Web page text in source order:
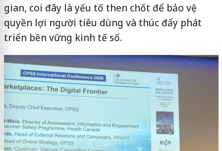
gian, coi đây là yếu tố then chốt để bảo vệ
quyền lợi người tiêu dùng và thúc đẩy phát
triển bền vững kinh tế số.